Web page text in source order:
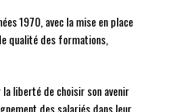
1970, avec la mise en place
qualité des formations,
liberté de choisir son avenir
des salariés dans leur